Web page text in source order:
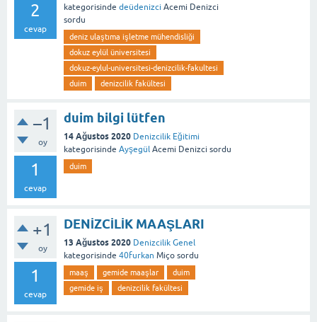
2
cevap
kategorisinde deüdenizci Acemi Denizci
sordu
deniz ulaştıma işletme mühendisliği
dokuz eylül üniversitesi
dokuz-eylul-universitesi-denizcilik-fakultesi
duim
denizcilik fakültesi
–1
oy
1
cevap
duim bilgi lütfen
14 Ağustos 2020 Denizcilik Eğitimi
kategorisinde Ayşegül Acemi Denizci sordu
duim
+1
oy
1
cevap
DENİZCİLİK MAAŞLARI
13 Ağustos 2020 Denizcilik Genel
kategorisinde 40furkan Miço sordu
maaş gemide maaşlar
duim
gemide iş
denizcilik fakültesi